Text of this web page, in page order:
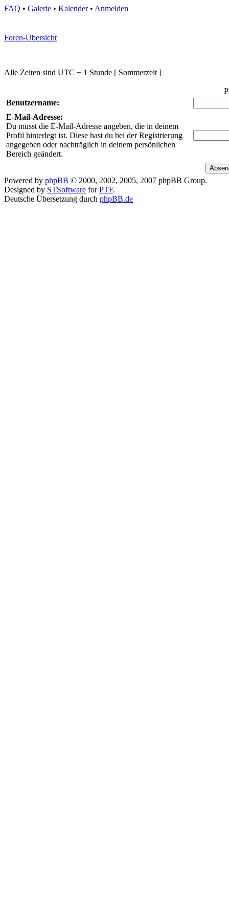
FAQ • Galerie • Kalender• Anmelden
Foren-Übersicht
Alle Zeiten sind UTC + 1 Stunde [ Sommerzeit ]
Benutzername:
E-Mail-Adresse:
Du musst die E-Mail-Adresse angeben, die in deinem
Profil hinterlegt ist. Diese hast du bei der Registrierung
angegeben oder nachträglich in deinem persönlichen
Bereich geändert.
Powered by phpBB © 2000, 2002, 2005, 2007 phpBB Group.
Designed by STSoftware forPTF.
Deutsche Übersetzung durch phpBB.de